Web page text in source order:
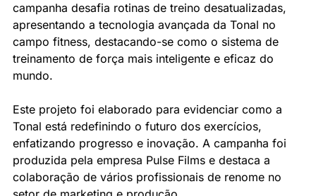
campanha desafia rotinas de treino desatualizadas,
apresentando a tecnologia avançada da Tonal no
campo fitness, destacando-se como o sistema de
treinamento de força mais inteligente e eficaz do
mundo.
Este projeto foi elaborado para evidenciar como a
Tonal está redefinindo o futuro dos exercícios,
enfatizando progresso e inovação. A campanha foi
produzida pela empresa Pulse Films e destaca a
colaboração de vários profissionais de renome no